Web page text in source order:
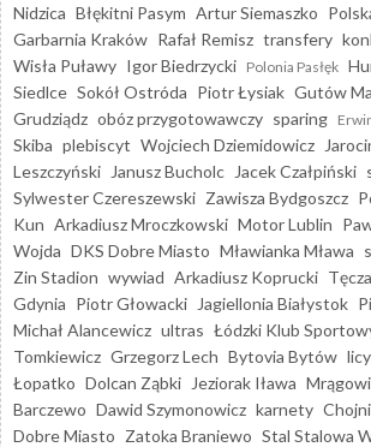
Nidzica Błękitni Pasym Artur Siemaszko
Garbarnia Kraków Rafał Remisz transfery
Wisła Puławy Igor Biedrzycki Polonia Pasłęk
Siedlce Sokół Ostróda Piotr Łysiak Gutów
Grudziądz obóz przygotowawczy sparing
Skiba plebiscyt Wojciech Dziemidowicz
Leszczyński
Janusz Bucholc Jacek Czałpiński
Sylwester Czereszewski Zawisza Bydgoszcz
Kun Arkadiusz Mroczkowski Motor Lublin
Wojda DKS Dobre Miasto Mławianka Mława
Zin Stadion wywiad Arkadiusz Koprucki
Gdynia Piotr Głowacki Jagiellonia Białystok
Michał Alancewicz ultras Łódzki Klub
Tomkiewicz Grzegorz Lech Bytovia Bytów
Łopatko Dolcan Ząbki Jeziorak Iława
Barczewo Dawid Szymonowicz karnety
Dobre Miasto Zatoka Braniewo Stal Stalowa